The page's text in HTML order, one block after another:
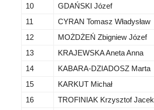
10
GDAŃSKI Józef
11
CYRAN Tomasz Władysław
12
MOŻDŻEŃ Zbigniew Józef
13
KRAJEWSKA Aneta Anna
14
KABARA-DZIADOSZ Marta
15
KARKUT Michał
16
TROFINIAK Krzysztof Jacek